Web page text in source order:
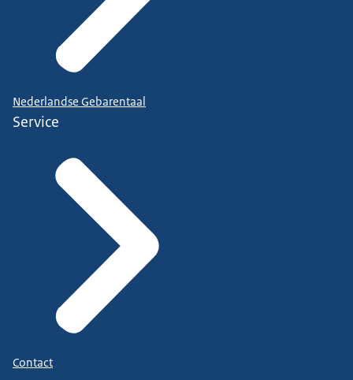
Nederlandse Gebarentaal
Service
Contact